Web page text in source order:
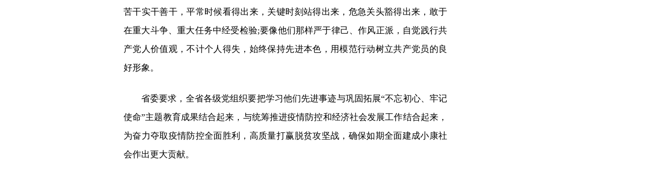
苦干实干善干，平常时候看得出来，关键时刻站得出来，危急关头豁得出来，敢于
在重大斗争、重大任务中经受检验;要像他们那样严于律己、作风正派，自觉践行共
产党人价值观，不计个人得失，始终保持先进本色，用模范行动树立共产党员的良
好形象。
省委要求，全省各级党组织要把学习他们先进事迹与巩固拓展“不忘初心、牢记
使命”主题教育成果结合起来，与统筹推进疫情防控和经济社会发展工作结合起来，
为奋力夺取疫情防控全面胜利，高质量打赢脱贫攻坚战，确保如期全面建成小康社
会作出更大贡献。